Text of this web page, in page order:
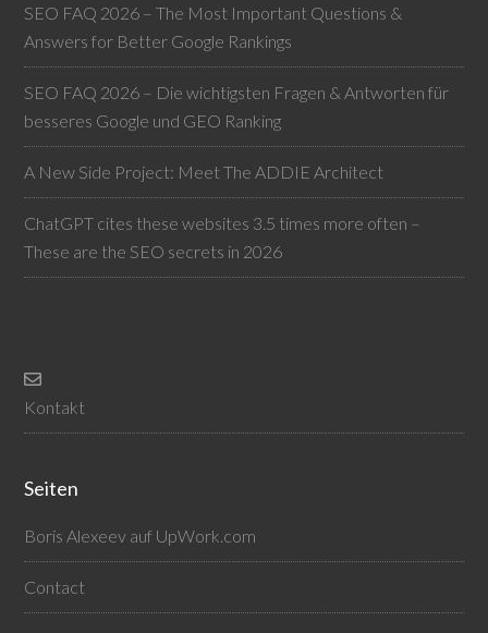
SEO FAQ 2026 – The Most Important Questions &
Answers for Better Google Rankings
SEO FAQ 2026 – Die wichtigsten Fragen & Antworten für
besseres Google und GEO Ranking
A New Side Project: Meet The ADDIE Architect
ChatGPT cites these websites 3.5 times more often –
These are the SEO secrets in 2026
Kontakt
Seiten
Boris Alexeev auf UpWork.com
Contact